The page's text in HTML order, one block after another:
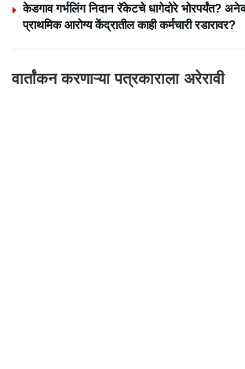
केडगाव गर्भलिंग निदान रॅकेटचे धागेदोरे भोरपर्यंत?
प्राथमिक आरोग्य केंद्रातील काही कर्मचारी रडारावर?
वार्तांकन करणाऱ्या पत्रकाराला अरेरावी